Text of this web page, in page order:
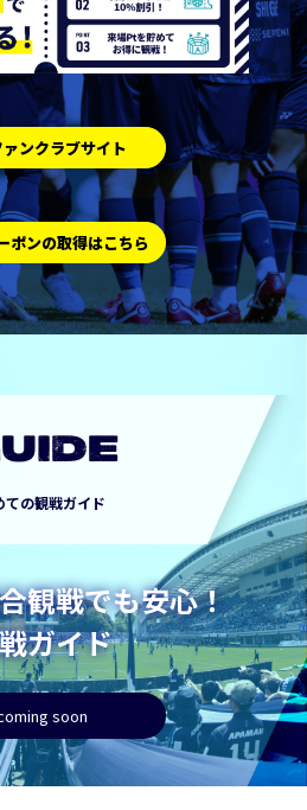
ンクラブサイト
ポンの取得はこちら
ての観戦ガイド
観戦でも安心！
ガイド
soon